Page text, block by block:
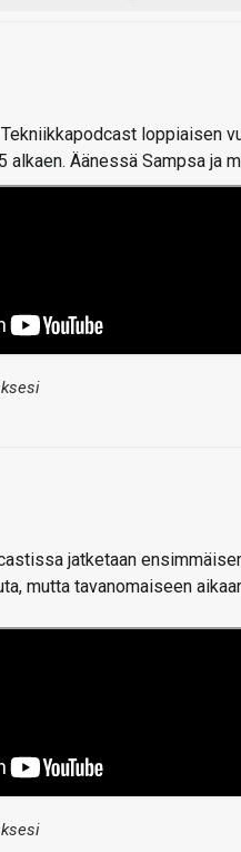
loppiaisen
alkaen. Äänessä Sampsa ja
jatketaan
mutta tavanomaiseen